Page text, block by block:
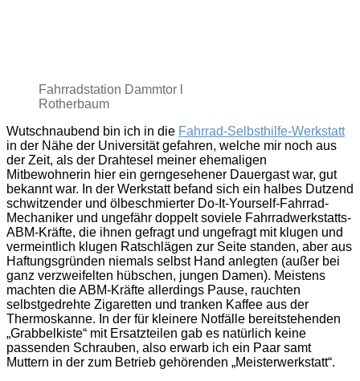
Fahrradstation Dammtor l
Rotherbaum
Wutschnaubend bin ich in die Fahrrad-Selbsthilfe-Werkstatt
in der Nähe der Universität gefahren, welche mir noch aus
der Zeit, als der Drahtesel meiner ehemaligen
Mitbewohnerin hier ein gerngesehener Dauergast war, gut
bekannt war. In der Werkstatt befand sich ein halbes Dutzend
schwitzender und ölbeschmierter Do-It-Yourself-Fahrrad-
Mechaniker und ungefähr doppelt soviele Fahrradwerkstatts-
ABM-Kräfte, die ihnen gefragt und ungefragt mit klugen und
vermeintlich klugen Ratschlägen zur Seite standen, aber aus
Haftungsgründen niemals selbst Hand anlegten (außer bei
ganz verzweifelten hübschen, jungen Damen). Meistens
machten die ABM-Kräfte allerdings Pause, rauchten
selbstgedrehte Zigaretten und tranken Kaffee aus der
Thermoskanne. In der für kleinere Notfälle bereitstehenden
„Grabbelkiste“ mit Ersatzteilen gab es natürlich keine
passenden Schrauben, also erwarb ich ein Paar samt
Muttern in der zum Betrieb gehörenden „Meisterwerkstatt“.